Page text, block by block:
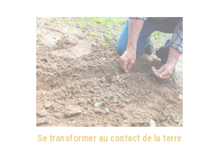
Se transformer au contact de la terre